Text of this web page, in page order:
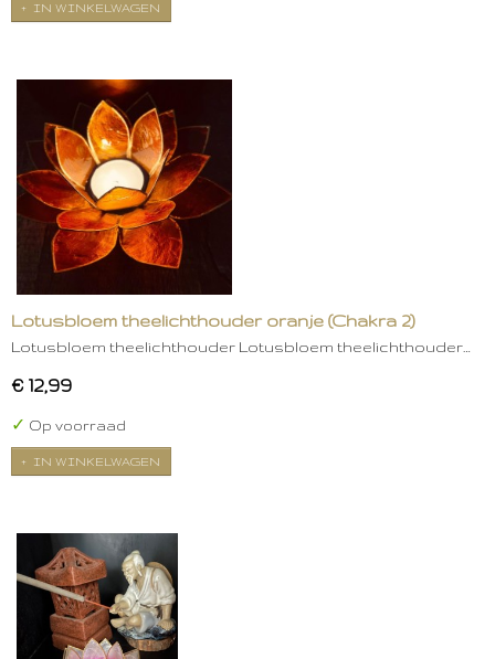
IN WINKELWAGEN
Lotusbloem theelichthouder oranje (Chakra 2)
Lotusbloem theelichthouder Lotusbloem theelichthouder…
€ 12,99
✓ Op voorraad
IN WINKELWAGEN